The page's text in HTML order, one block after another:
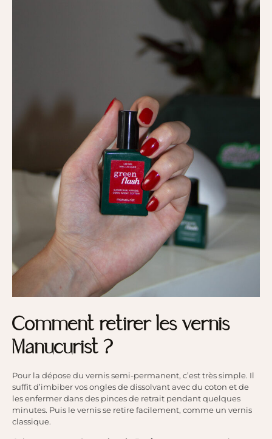
Comment retirer les vernis
Manucurist ?
Pour la dépose du vernis semi-permanent, c’est très simple. Il
suffit d’imbiber vos ongles de dissolvant avec du coton et de
les enfermer dans des pinces de retrait pendant quelques
minutes. Puis le vernis se retire facilement, comme un vernis
classique.